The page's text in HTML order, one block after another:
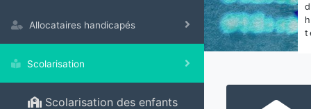
Allocataires handicapés
Scolarisation
Scolarisation des enfants